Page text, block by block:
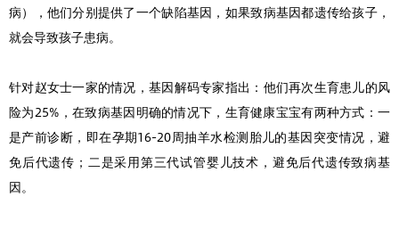
病），他们分别提供了一个缺陷基因，如果致病基因都遗传给孩子，
就会导致孩子患病。
针对赵女士一家的情况，基因解码专家指出：他们再次生育患儿的风
险为25%，在致病基因明确的情况下，生育健康宝宝有两种方式：一
是产前诊断，即在孕期16-20周抽羊水检测胎儿的基因突变情况，避
免后代遗传；二是采用第三代试管婴儿技术，避免后代遗传致病基
因。